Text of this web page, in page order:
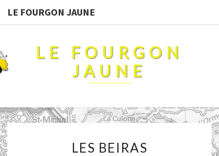
LE FOURGON JAUNE
LE FOURGON
JAUNE
BEIRAS
LES BEIRAS